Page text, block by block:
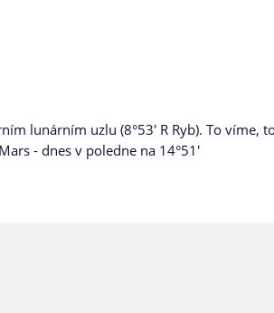
lunárním uzlu (8°53' R Ryb). To víme,
- dnes v poledne na 14°51'